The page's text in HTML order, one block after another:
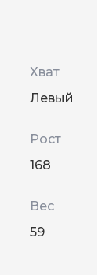
Хват
Левый
Рост
168
Вес
59